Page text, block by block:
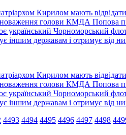
Кирилом мають
голови КМДА Попова
український Чорноморський
іншим державам і отримує від
Кирилом мають
голови КМДА Попова
український Чорноморський
іншим державам і отримує від
4493 4494 4495 4496 4497 4498